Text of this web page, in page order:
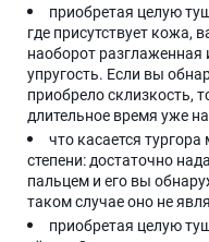
приобретая целую
где присутствует кожа,
наоборот
упругость. Если вы
приобрело склизкость,
длительное время уже
что касается
степени: достаточно
пальцем и его вы
таком случае оно не
приобретая целую